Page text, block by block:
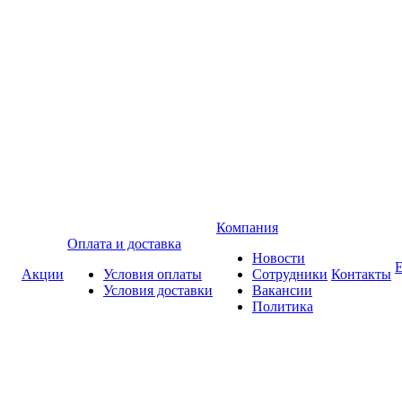
Акции
Оплата и доставка
Условия оплаты
Условия доставки
Компания
Новости
Сотрудники
Вакансии
Политика
Контакты